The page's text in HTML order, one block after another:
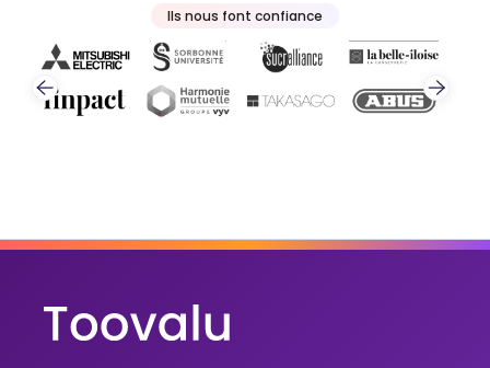
Ils nous font confiance